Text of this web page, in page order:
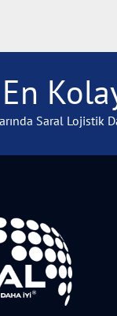
Saral Lojistik